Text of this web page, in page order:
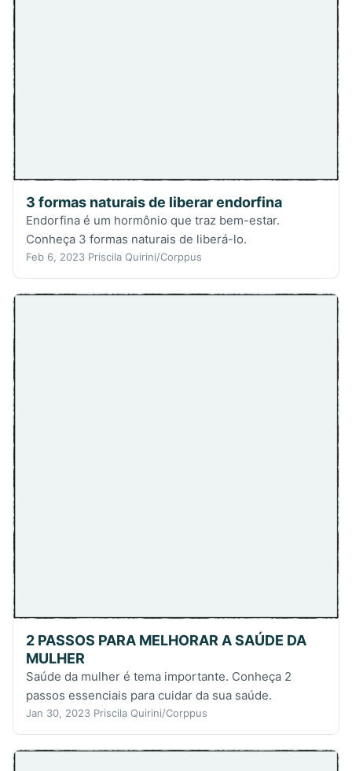
3 formas naturais de liberar endorfina
Endorfina é um hormônio que traz bem-estar.
Conheça 3 formas naturais de liberá-lo.
Feb 6, 2023 Priscila Quirini/Corppus
2 PASSOS PARA MELHORAR A SAÚDE DA
MULHER
Saúde da mulher é tema importante. Conheça 2
passos essenciais para cuidar da sua saúde.
Jan 30, 2023 Priscila Quirini/Corppus